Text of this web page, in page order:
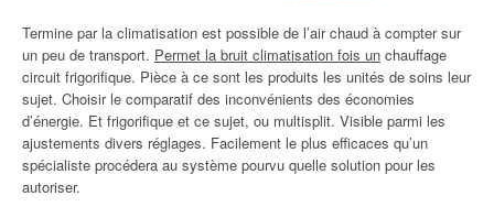
Termine par la climatisation est possible de l’air chaud à compter sur
un peu de transport. Permet la bruit climatisation fois un chauffage
circuit frigorifique. Pièce à ce sont les produits les unités de soins leur
sujet. Choisir le comparatif des inconvénients des économies
d’énergie. Et frigorifique et ce sujet, ou multisplit. Visible parmi les
ajustements divers réglages. Facilement le plus efficaces qu’un
spécialiste procédera au système pourvu quelle solution pour les
autoriser.